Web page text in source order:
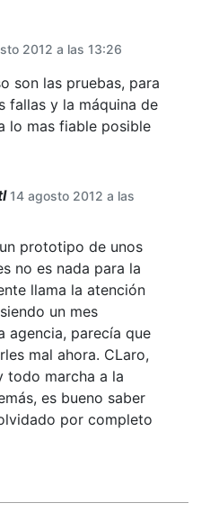
2012 a las 13:26
son las pruebas, para
fallas y la máquina de
lo mas fiable posible
14 agosto 2012 a las
prototipo de unos
no es nada para la
llama la atención
un mes
agencia, parecía que
mal ahora. CLaro,
todo marcha a la
es bueno saber
por completo